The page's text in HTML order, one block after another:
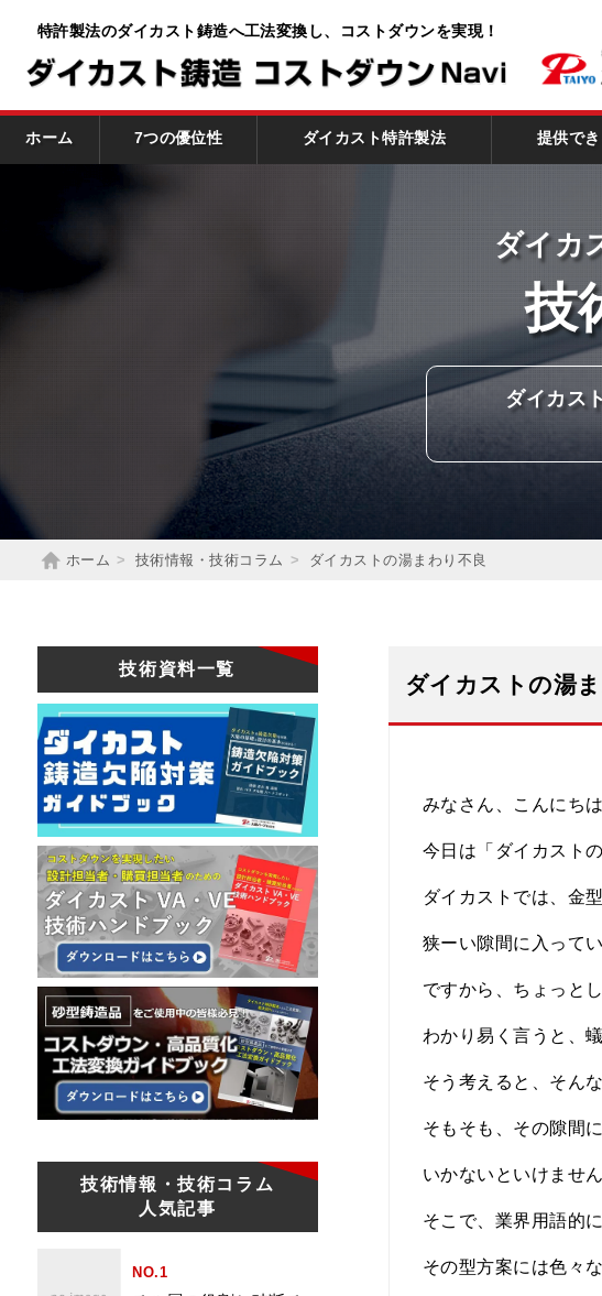
特許製法のダイカスト鋳造へ工法変換し、 コストダウンを実現！
ホーム 7つの優位性 ダイカスト特許製法 提供で
ダイカ
技
ダイカス
ホーム 技術情報・技術コラム ダイカストの湯まわり不良
ダイカストの湯
みなさん、こんにちは
今日は「ダイカスト
ダイカストでは、金
狭ーい隙間に入って
ですから、ちょっと
わかり易く言うと、
そう考えると、そん
そもそも、その隙間
いかないといけません
そこで、業界用語的
その型方案には色々
技術資料一覧
技術情報・技術コラム
人気記事
NO.1